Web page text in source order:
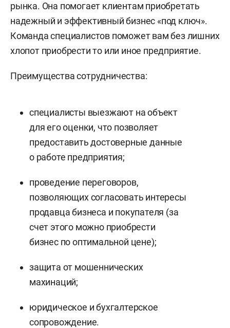
рынка. Она помогает клиентам приобретать
надежный и эффективный бизнес «под ключ».
Команда специалистов поможет вам без лишних
хлопот приобрести то или иное предприятие.
Преимущества сотрудничества:
специалисты выезжают на объект
для его оценки, что позволяет
предоставить достоверные данные
о работе предприятия;
проведение переговоров,
позволяющих согласовать интересы
продавца бизнеса и покупателя (за
счет этого можно приобрести
бизнес по оптимальной цене);
защита от мошеннических
махинаций;
юридическое и бухгалтерское
сопровождение.